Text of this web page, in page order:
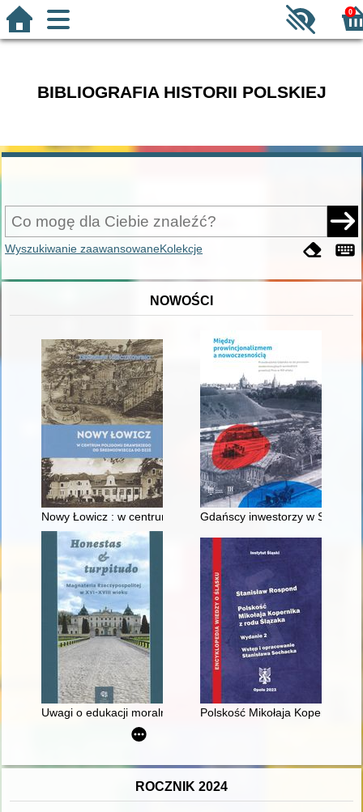
0
BIBLIOGRAFIA HISTORII POLSKIEJ
Wyszukiwanie zaawansowaneKolekcje
NOWOŚCI
Nowy Łowicz : w centrum poligonu drawskiego od
Gdańscy inwestorzy w
Uwagi o edukacji moralnej synów szlacheckich w XVI-
Polskość Mikołaja Kopernika z
ROCZNIK 2024